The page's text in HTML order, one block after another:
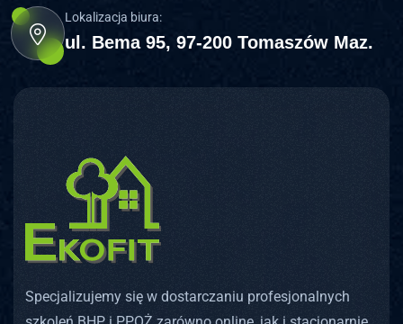
Lokalizacja biura:
ul. Bema 95, 97-200 Tomaszów Maz.
Specjalizujemy się w dostarczaniu profesjonalnych